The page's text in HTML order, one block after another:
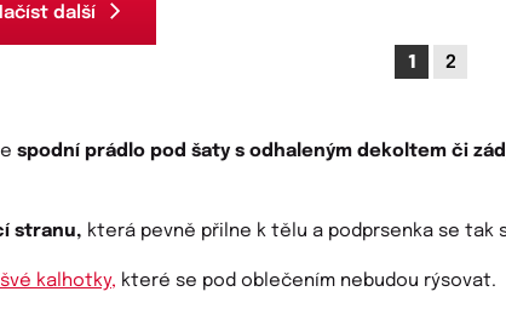
další
1 2
spodní prádlo pod šaty s odhaleným dekoltem či
stranu, která pevně přilne k tělu a podprsenka se tak
kalhotky, které se pod oblečením nebudou rýsovat.